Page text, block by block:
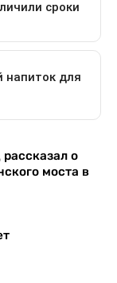
рассказал о
моста в